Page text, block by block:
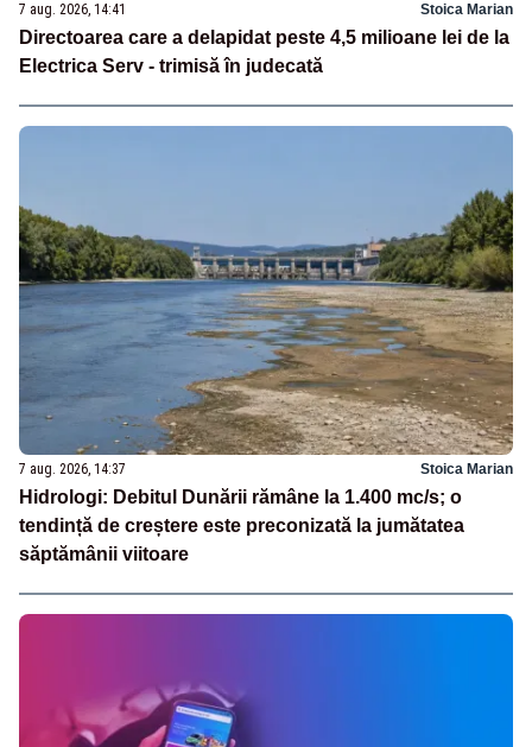
7 aug. 2026, 14:41 Stoica Marian
Directoarea care a delapidat peste 4,5 milioane lei de la
Electrica Serv - trimisă în judecată
7 aug. 2026, 14:37 Stoica Marian
Hidrologi: Debitul Dunării rămâne la 1.400 mc/s; o
tendință de creștere este preconizată la jumătatea
săptămânii viitoare